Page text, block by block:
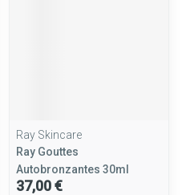
Ray Skincare
Ray Gouttes
Autobronzantes 30ml
37,00 €